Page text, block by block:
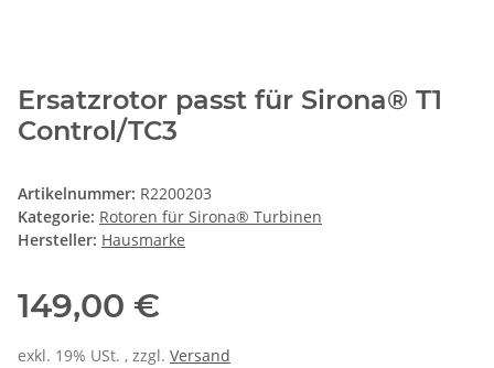
Ersatzrotor passt für Sirona® T1
Control/TC3
Artikelnummer: R2200203
Kategorie: Rotoren für Sirona® Turbinen
Hersteller: Hausmarke
149,00 €
exkl. 19% USt. , zzgl. Versand